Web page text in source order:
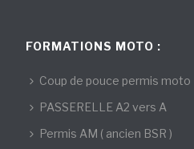
FORMATIONS MOTO :
Coup de pouce permis moto
PASSERELLE A2 vers A
Permis AM ( ancien BSR )